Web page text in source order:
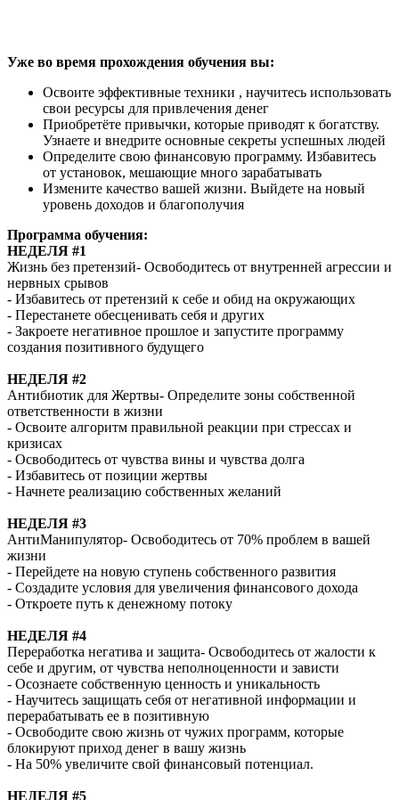
Уже во время прохождения обучения вы:
Освоите эффективные техники , научитесь использовать
свои ресурсы для привлечения денег
Приобретёте привычки, которые приводят к богатству.
Узнаете и внедрите основные секреты успешных людей
Определите свою финансовую программу. Избавитесь
от установок, мешающие много зарабатывать
Измените качество вашей жизни. Выйдете на новый
уровень доходов и благополучия
Программа обучения:
НЕДEЛЯ #1
Жизнь без претензий- Освободитесь от внутренней агрессии и
нервных срывов
- Избавитесь от претензий к себе и обид на окружающих
- Перестанете обесценивать себя и других
- Закроете негативное прошлое и запустите программу
создания позитивного будущего
НЕДEЛЯ #2
Антибиотик для Жертвы- Определите зоны собственной
ответственности в жизни
- Освоите алгоритм правильной реакции при стрессах и
кризисах
- Освободитесь от чувства вины и чувства долга
- Избавитесь от позиции жертвы
- Начнете реализацию собственных желаний
НЕДEЛЯ #3
АнтиМанипулятор- Освободитесь от 70% проблем в вашей
жизни
- Перейдете на новую ступень собственного развития
- Создадите условия для увеличения финансового дохода
- Откроете путь к денежному потоку
НЕДEЛЯ #4
Переработка негатива и защита- Освободитесь от жалости к
себе и другим, от чувства неполноценности и зависти
- Осознаете собственную ценность и уникальность
- Научитесь защищать себя от негативной информации и
перерабатывать ее в позитивную
- Освободите свою жизнь от чужих программ, которые
блокируют приход денег в вашу жизнь
- На 50% увеличите свой финансовый потенциал.
НЕДEЛЯ #5